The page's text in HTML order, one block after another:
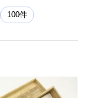
100件